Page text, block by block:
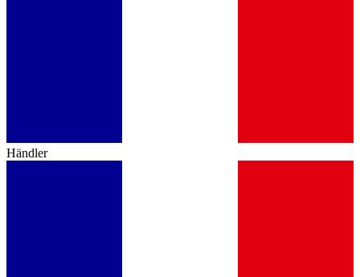
Händler